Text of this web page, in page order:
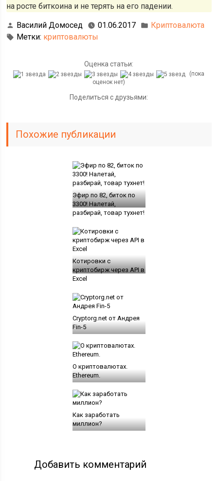
на росте биткоина и не терять на его падении.
Василий Домосед 01.06.2017
Криптовалюта
Метки: криптовалюты
Оценка статьи:
(пока
оценок нет)
Поделиться с друзьями:
Похожие публикации
Эфир по 82, биток по
3300! Налетай,
разбирай, товар тухнет!
Котировки с
криптобирж через API в
Excel
Cryptorg.net от Андрея
Fin-5
О криптовалютах.
Ethereum.
Как заработать
миллион?
Добавить комментарий